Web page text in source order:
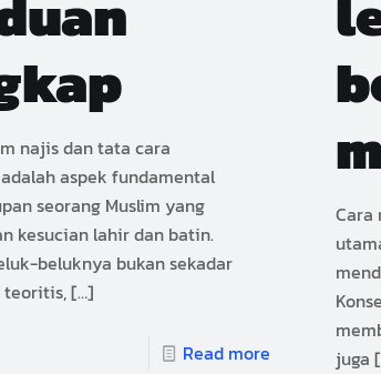
najis dan tata cara
aspek fundamental
seorang Muslim yang
kesucian lahir dan batin.
beluknya bukan sekadar
teoritis,[…]
Read more
Cara
juga